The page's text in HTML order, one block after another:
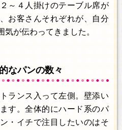
～４人掛けのテーブル席が
お客さんそれぞれが、自分
が伝わってきました。
なパンの数々
ランス入って左側。壁添い
す。全体的にハード系のパ
・イチで注目したいのはそ